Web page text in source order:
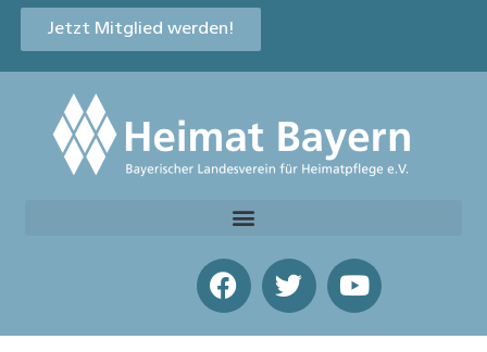
Jetzt Mitglied werden!